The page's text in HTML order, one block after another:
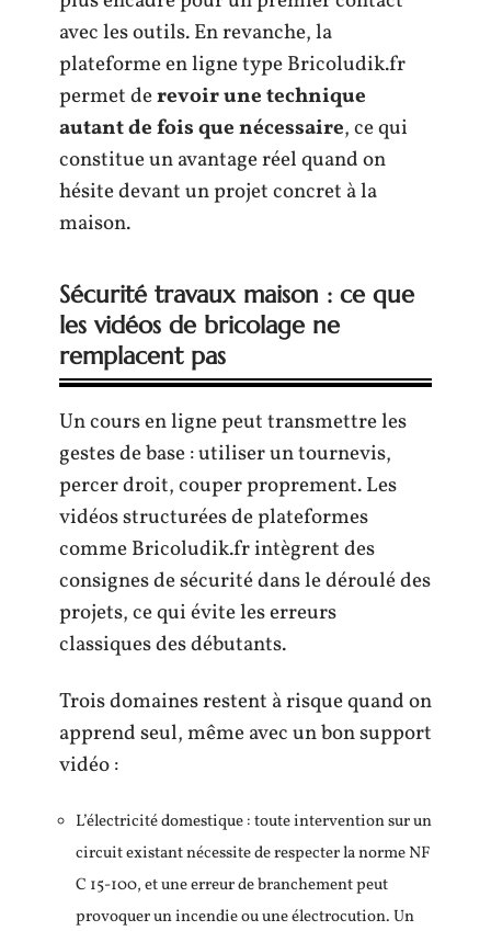
avec les outils. En revanche, la
plateforme en ligne type Bricoludik.fr
permet derevoir une technique
autant de fois que nécessaire, ce qui
constitue un avantage réel quand on
hésite devant un projet concret à la
maison.
Sécurité travaux maison : ce que
les vidéos de bricolage ne
remplacent pas
Un cours en ligne peut transmettre les
gestes de base : utiliser un tournevis,
percer droit, couper proprement. Les
vidéos structurées de plateformes
comme Bricoludik.fr intègrent des
consignes de sécurité dans le déroulé des
projets, ce qui évite les erreurs
classiques des débutants.
Trois domaines restent à risque quand on
apprend seul, même avec un bon support
vidéo :
L’électricité domestique : toute intervention sur un
circuit existant nécessite de respecter la norme NF
C 15-100, et une erreur de branchement peut
provoquer un incendie ou une électrocution. Un